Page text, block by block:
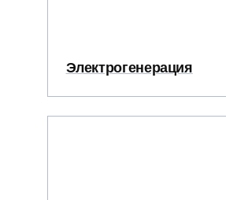
Электрогенерация